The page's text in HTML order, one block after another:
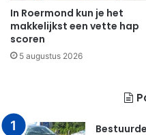
In Roermond kun je het
makkelijkst een vette hap
scoren
5 augustus 2026